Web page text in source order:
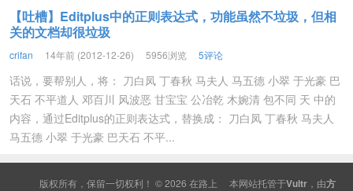
【吐槽】Editplus中的正则表达式，功能虽然不垃圾，但相
关的文档却很垃圾
crifan 14年前 (2012-12-26) 5956浏览 5评论
话说，要帮别人，将： 刀白凤 丁春秋 马夫人 马五德 小翠 于光豪 巴
天石 不平道人 邓百川 风波恶 甘宝宝 公冶乾 木婉清 包不同 天 中的
内容，通过Editplus的正则表达式，替换成： 刀白凤 丁春秋 马夫人
马五德 小翠 于光豪 巴天石 不平...
版权所有，保留一切权利！ © 2026 在路上 本网站托管于Vultr ，由方